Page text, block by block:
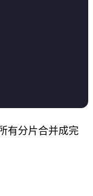
有分片合并成完